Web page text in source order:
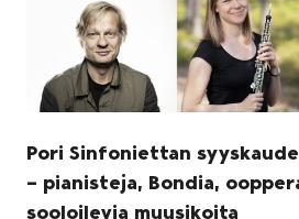
Pori Sinfoniettan
– pianisteja, Bondia,
sooloilevia muusikoita